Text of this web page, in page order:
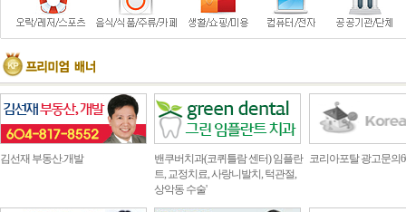
김선재 부동산.개발
밴쿠버치과(코퀴틀람 센터) 임플란
트, 교정치료, 사랑니발치, 턱관절,
상악동 수술'
코리아포탈 광고문의